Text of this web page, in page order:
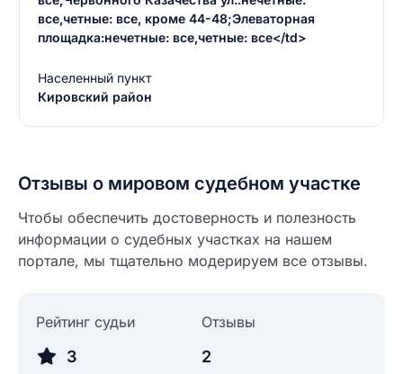
все,четные: все, кроме 44-48;Элеваторная
площадка:нечетные: все,четные: все</td>
Населенный пункт
Кировский район
Отзывы о мировом судебном участке
Чтобы обеспечить достоверность и полезность
информации о судебных участках на нашем
портале, мы тщательно модерируем все отзывы.
Рейтинг судьи
3
Отзывы
2
Введите свой e-mail
Введите свое имя
Введите свой номер телефона
Название населенного пункта